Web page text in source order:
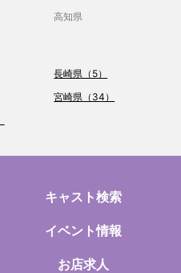
高知県
長崎県（5）
宮崎県（34）
キャスト検索
イベント情報
お店求人